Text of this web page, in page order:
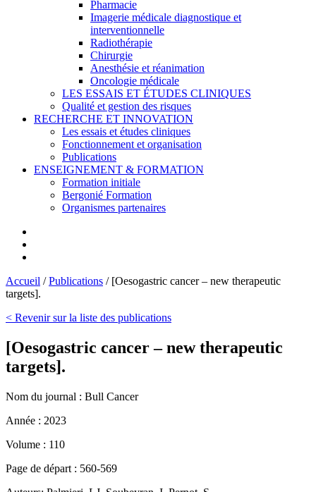
Pharmacie
Imagerie médicale diagnostique et
interventionnelle
Radiothérapie
Chirurgie
Anesthésie et réanimation
Oncologie médicale
LES ESSAIS ET ÉTUDES CLINIQUES
Qualité et gestion des risques
RECHERCHE ET INNOVATION
Les essais et études cliniques
Fonctionnement et organisation
Publications
ENSEIGNEMENT & FORMATION
Formation initiale
Bergonié Formation
Organismes partenaires
Accueil /Publications / [Oesogastric cancer – new therapeutic
targets].
< Revenir sur la liste des publications
[Oesogastric cancer – new therapeutic
targets].
Nom du journal : Bull Cancer
Année : 2023
Volume : 110
Page de départ : 560-569